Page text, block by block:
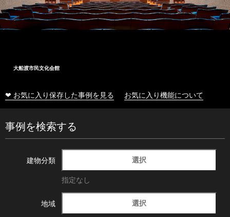
大船渡市民文化会館
❤ お気に入り保存した事例を見る お気に入り機能について
事例を検索する
建物分類 選択
指定なし
地域 選択